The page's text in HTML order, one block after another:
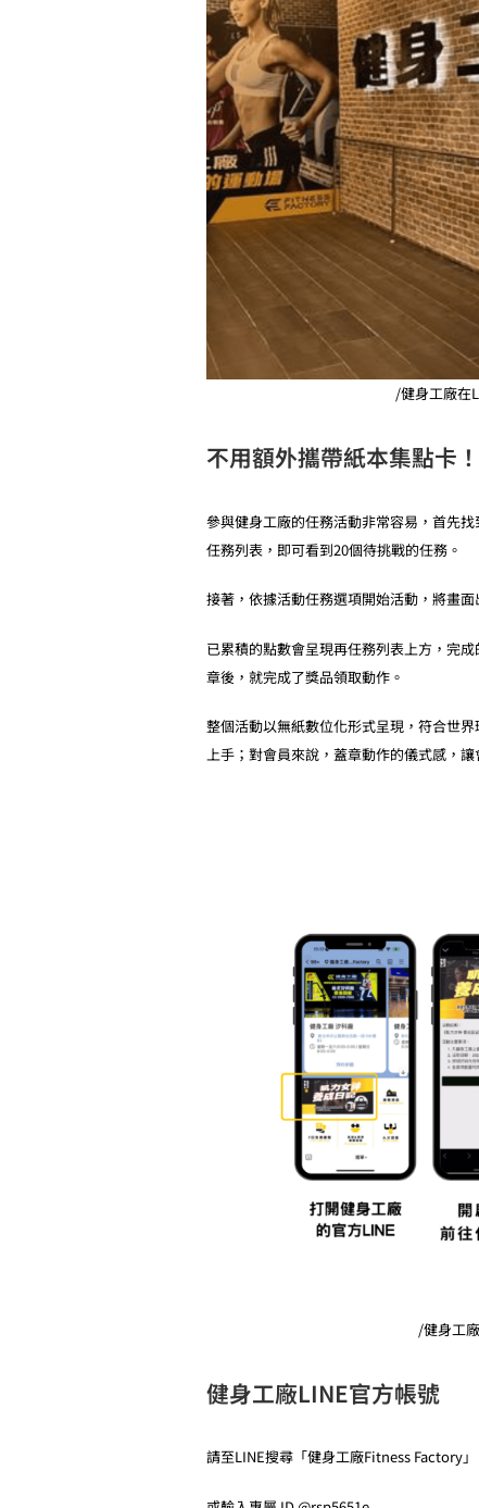
/健身工廠在
不用額外攜帶紙本集點卡
參與健身工廠的任務活動非常容易，首先
任務列表，即可看到20個待挑戰的任務。
接著，依據活動任務選項開始活動，將畫
已累積的點數會呈現再任務列表上方，完
章後，就完成了獎品領取動作。
整個活動以無紙數位化形式呈現，符合世
上手；對會員來說，蓋章動作的儀式感，
/健身工
健身工廠LINE官方帳號
請至LINE搜尋「健身工廠Fitness Factory」